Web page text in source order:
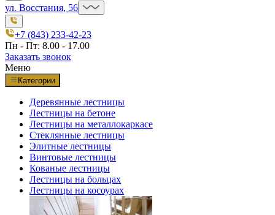
ул. Восстания, 56
+7 (843) 233-42-23
Пн - Пт: 8.00 - 17.00
Заказать звонок
Меню
Категории
Деревянные лестницы
Лестницы на бетоне
Лестницы на металлокаркасе
Стеклянные лестницы
Элитные лестницы
Винтовые лестницы
Кованые лестницы
Лестницы на больцах
Лестницы на косоурах